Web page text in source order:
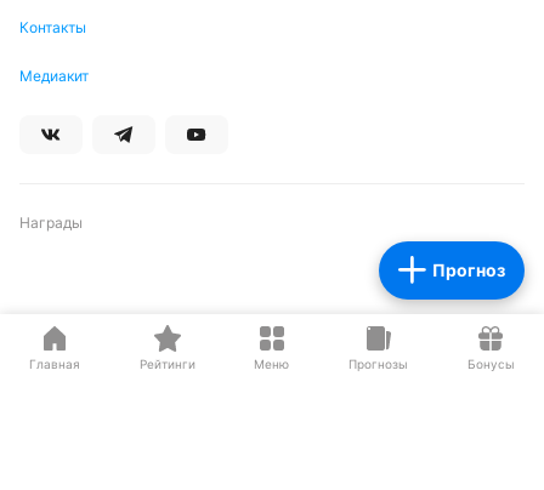
Прогноз
Главная Рейтинги Меню Прогнозы Бонусы
Контакты
Медиакит
Награды
Партнеры